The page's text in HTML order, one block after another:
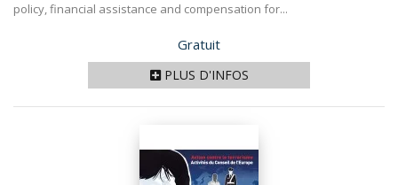
policy, financial assistance and compensation for...
Prix
Gratuit
PLUS D'INFOS